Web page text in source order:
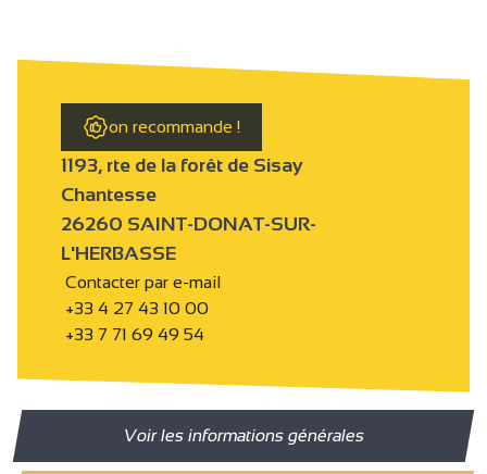
on recommande !
1193, rte de la forêt de Sisay
Chantesse
26260 SAINT-DONAT-SUR-
L'HERBASSE
Contacter par e-mail
+33 4 27 43 10 00
+33 7 71 69 49 54
Voir les informations générales